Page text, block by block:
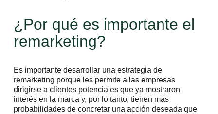
¿Por qué es importante el
remarketing?
Es importante desarrollar una estrategia de
remarketing porque les permite a las empresas
dirigirse a clientes potenciales que ya mostraron
interés en la marca y, por lo tanto, tienen más
probabilidades de concretar una acción deseada que